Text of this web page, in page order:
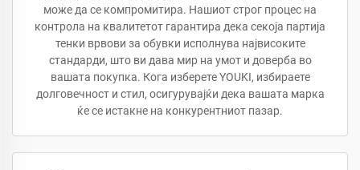
може да се компромитира. Нашиот строг процес на
контрола на квалитетот гарантира дека секоја партија
тенки врвови за обувки исполнува највисоките
стандарди, што ви дава мир на умот и доверба во
вашата покупка. Кога изберете YOUKI, избираете
долговечност и стил, осигурувајќи дека вашата марка
ќе се истакне на конкурентниот пазар.